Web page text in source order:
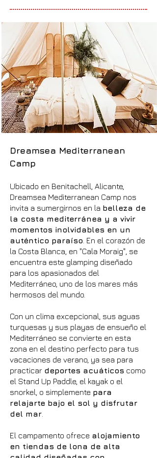
Dreamsea Mediterranean
Camp
Ubicado en Benitachell, Alicante,
Dreamsea Mediterranean Camp nos
invita a sumergirnos en la belleza de
la costa mediterránea y a vivir
momentos inolvidables en un
auténtico paraíso . En el corazón de
la Costa Blanca, en "Cala Moraig", se
encuentra este glamping diseñado
para los apasionados del
Mediterráneo, uno de los mares más
hermosos del mundo.
Con un clima excepcional, sus aguas
turquesas y sus playas de ensueño el
Mediterráneo se convierte en esta
zona en el destino perfecto para tus
vacaciones de verano, ya sea para
practicar deportes acuáticos como
el Stand Up Paddle, el kayak o el
snorkel, o simplemente para
relajarte bajo el sol y disfrutar
del mar
El campamento ofrece alojamiento
en tiendas de lona de alta